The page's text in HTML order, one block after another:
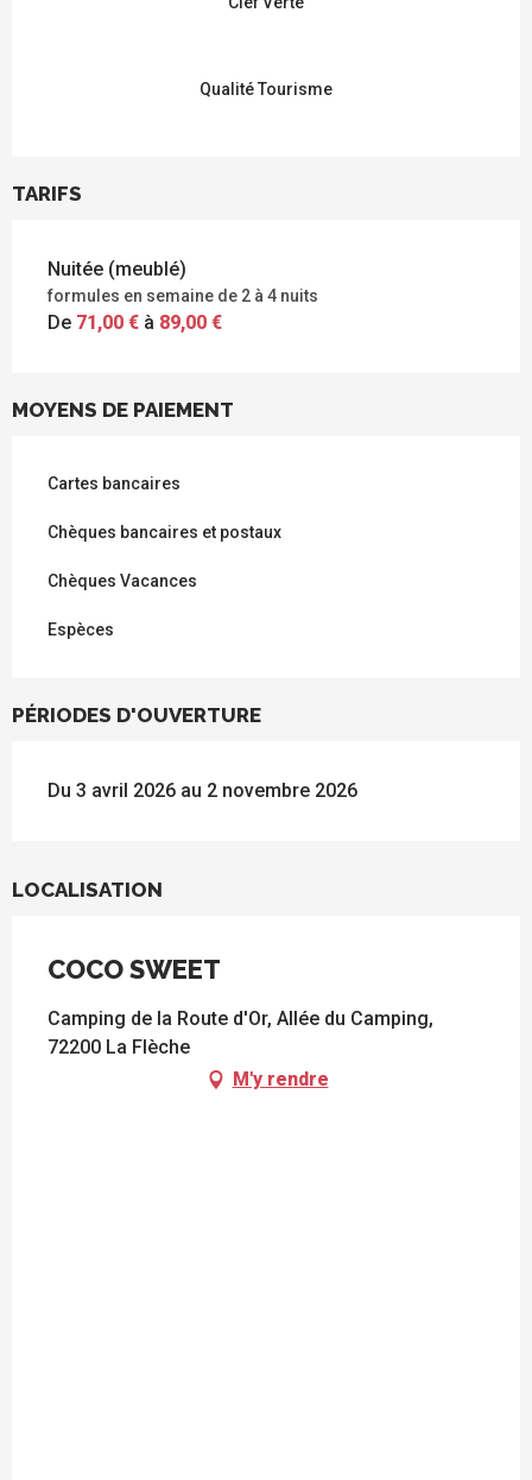
Qualité Tourisme
TARIFS
Nuitée (meublé)
formules en semaine de 2 à 4 nuits
De 71,00 € à 89,00 €
MOYENS DE PAIEMENT
Cartes bancaires
Chèques bancaires et postaux
Chèques Vacances
Espèces
PÉRIODES D'OUVERTURE
Du 3 avril 2026 au 2 novembre 2026
LOCALISATION
COCO SWEET
Camping de la Route d'Or, Allée du Camping,
72200 La Flèche
M'y rendre